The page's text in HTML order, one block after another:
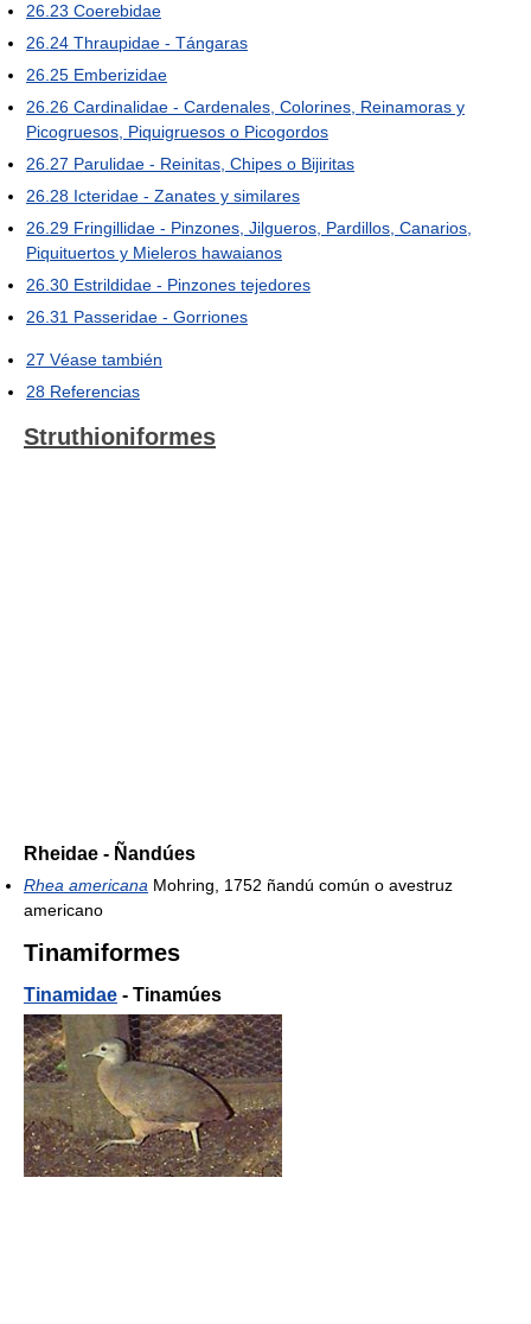
26.23 Coerebidae
26.24 Thraupidae - Tángaras
26.25 Emberizidae
26.26 Cardinalidae - Cardenales, Colorines, Reinamoras y
Picogruesos, Piquigruesos o Picogordos
26.27 Parulidae - Reinitas, Chipes o Bijiritas
26.28 Icteridae - Zanates y similares
26.29 Fringillidae - Pinzones, Jilgueros, Pardillos, Canarios,
Piquituertos y Mieleros hawaianos
26.30 Estrildidae - Pinzones tejedores
26.31 Passeridae - Gorriones
27 Véase también
28 Referencias
Struthioniformes
Rheidae - Ñandúes
Rhea americana Mohring, 1752 ñandú común o avestruz
americano
Tinamiformes
Tinamidae - Tinamúes